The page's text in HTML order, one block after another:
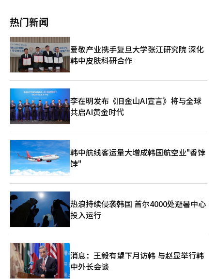
报率”。随着集团的成长，股东回报率也将无限制增加。此前，信
韩金融在2024年7月宣布，到2027年实现股东回报率50%、ROE
10%、回购并注销超过5000万股自有股票的目标。其中，股东回
报率去年已提前达到50.2%。随着自有股票注销计划的快速推进，
市净率（PBR）恢复正常，提出了“无限制股东回报率”的新目
标。此外，为了在银行稳定收益的基础上增强非银行集团公司的竞
争力，信韩金融计划基于资本收益率（ROC）重新分配集团公司资
本，并通过与集团整体的绩效测量、评估和奖励体系相结合，提高
ROE。信韩金融还计划从今年的年度股息开始，连续三年实施免税
股息，并将剩余资金用于持续执行现有的5000万股自有股票回购
和注销计划。同时，保持季度均衡分红政策，目标是每年将每股股
息（DPS）规模增长10%以上。第一季度每股股息为740韩元，计
划到7月完成总额7000亿韩元的自有股票回购。信韩金融的相关人
长与股东回报相互循环的可持续体系，这具有重要意义。未来，我
们将通过提高ROE来增加企业的本质价值，并在可预测的股东回报
体系基础上提升股东价值。”※ 本报道经人工智能（AI）系统翻译
与编辑。
热门新闻
爱敬产业携手复旦大学张江研究院 深化
韩中皮肤科研合作
李在明发布《旧金山AI宣言》将与全球
共启AI黄金时代
韩中航线客运量大增成韩国航空业"香饽
饽"
热浪持续侵袭韩国 首尔4000处避暑中心
投入运行
消息：王毅有望下月访韩 与赵显举行韩
中外长会谈